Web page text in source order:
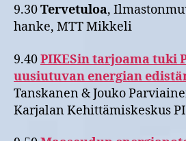
9.30Tervetuloa,
hanke, MTT Mikkeli
9.40PIKESin tarjoama tuki
uusiutuvan energian
Tanskanen & Jouko
Karjalan Kehittämiskeskus